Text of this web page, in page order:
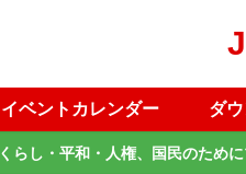
イベントカレンダー ダ
くらし・平和・人権、国民のため